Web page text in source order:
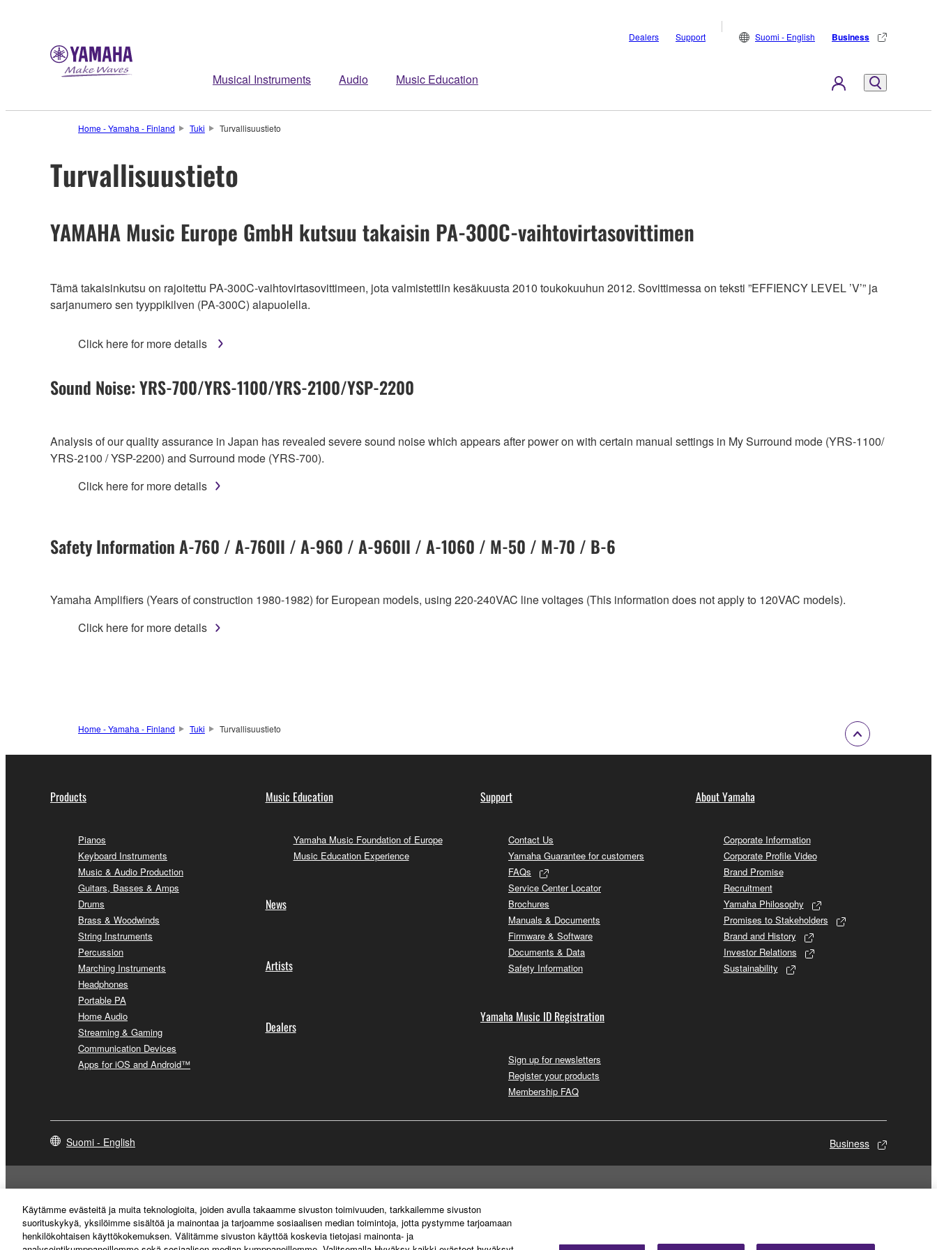
Musical Instruments Audio Music Education
Dealers Support Suomi - English Business
Home - Yamaha - Finland Tuki Turvallisuustieto
Turvallisuustieto
YAMAHA Music Europe GmbH kutsuu takaisin PA-300C-vaihtovirtasovittimen
Tämä takaisinkutsu on rajoitettu PA-300C-vaihtovirtasovittimeen, jota valmistettiin kesäkuusta 2010 toukokuuhun 2012. Sovittimessa on teksti ”EFFIENCY LEVEL ’V’” ja
sarjanumero sen tyyppikilven (PA-300C) alapuolella.
Click here for more details
Sound Noise: YRS-700/YRS-1100/YRS-2100/YSP-2200
Analysis of our quality assurance in Japan has revealed severe sound noise which appears after power on with certain manual settings in My Surround mode (YRS-1100/
YRS-2100 / YSP-2200) and Surround mode (YRS-700).
Click here for more details
Safety Information A-760 / A-760II / A-960 / A-960II / A-1060 / M-50 / M-70 / B-6
Yamaha Amplifiers (Years of construction 1980-1982) for European models, using 220-240VAC line voltages (This information does not apply to 120VAC models).
Click here for more details
Home - Yamaha - Finland Tuki Turvallisuustieto
Products
Pianos
Keyboard Instruments
Music & Audio Production
Guitars, Basses & Amps
Drums
Brass & Woodwinds
String Instruments
Percussion
Marching Instruments
Headphones
Portable PA
Home Audio
Streaming & Gaming
Communication Devices
Apps for iOS and Android™
Music Education
Yamaha Music Foundation of Europe
Music Education Experience
News
Artists
Dealers
Support
Contact Us
Yamaha Guarantee for customers
FAQs
Service Center Locator
Brochures
Manuals & Documents
Firmware & Software
Documents & Data
Safety Information
Yamaha Music ID Registration
Sign up for newsletters
Register your products
Membership FAQ
About Yamaha
Corporate Information
Corporate Profile Video
Brand Promise
Recruitment
Yamaha Philosophy
Promises to Stakeholders
Brand and History
Investor Relations
Sustainability
Suomi - English Business
Käytämme evästeitä ja muita teknologioita, joiden avulla takaamme sivuston toimivuuden, tarkkailemme sivuston
suorituskykyä, yksilöimme sisältöä ja mainontaa ja tarjoamme sosiaalisen median toimintoja, jotta pystymme tarjoamaan
henkilökohtaisen käyttökokemuksen. Välitämme sivuston käyttöä koskevia tietojasi mainonta- ja